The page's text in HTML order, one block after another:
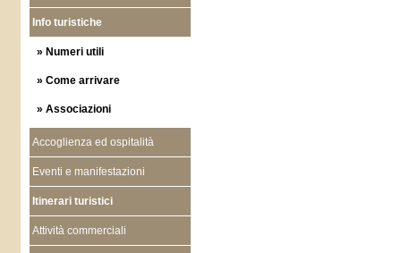
Info turistiche
» Numeri utili
» Come arrivare
» Associazioni
Accoglienza ed ospitalità
Eventi e manifestazioni
Itinerari turistici
Attività commerciali